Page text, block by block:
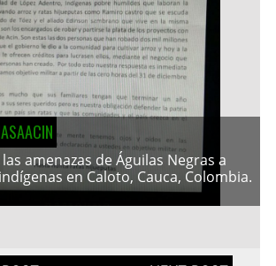
amenazas de Águilas Negras a
en Caloto, Cauca, Colombia.